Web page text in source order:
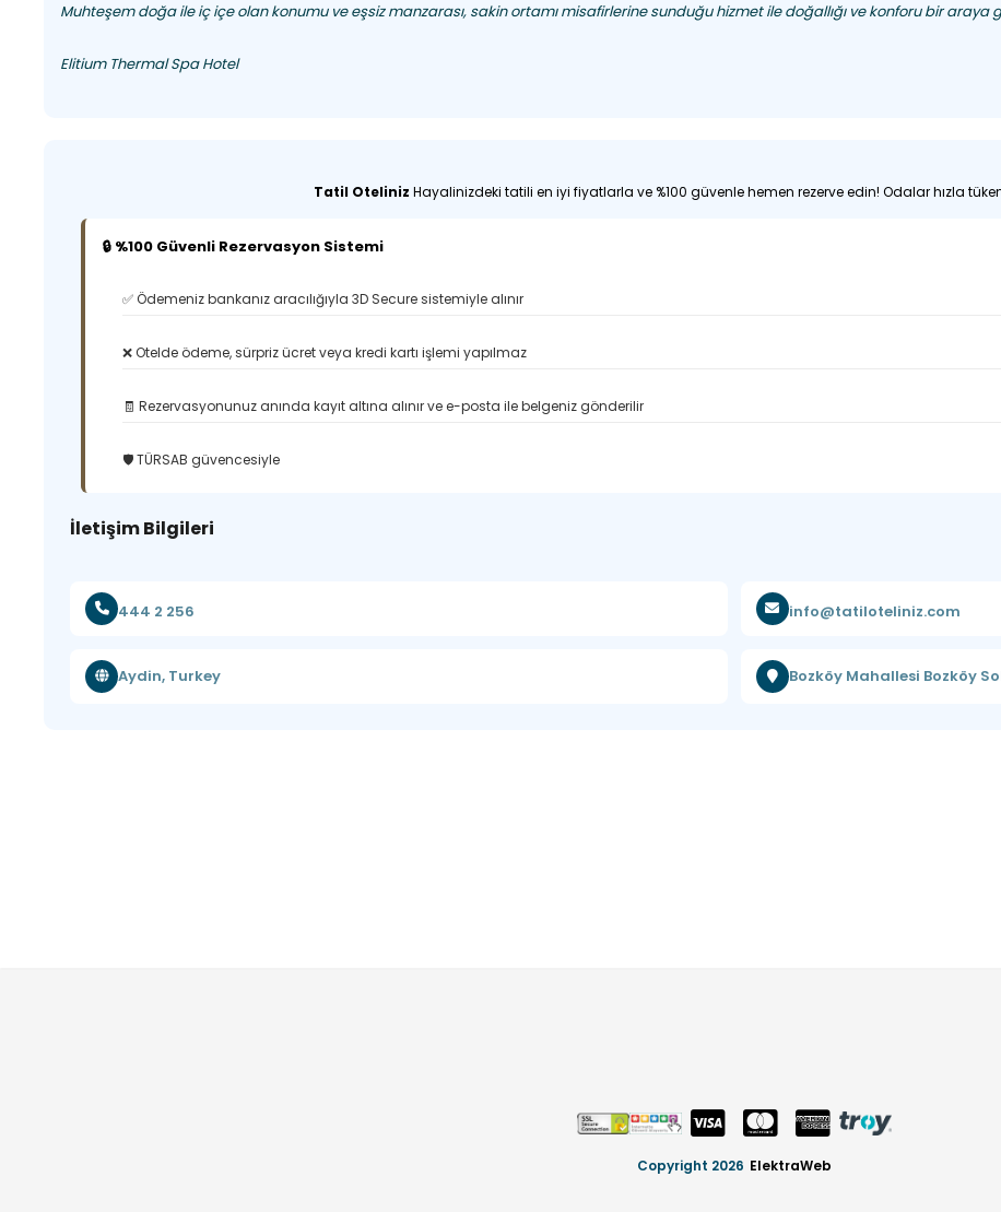
Muhteşem doğa ile iç içe olan konumu ve eşsiz manzarası, sakin ortamı misafirlerine sunduğu hizmet ile doğallığı ve konforu bir araya
Elitium Thermal Spa Hotel
Tatil Oteliniz Hayalinizdeki tatili en iyi fiyatlarla ve %100 güvenle hemen rezerve edin! Odalar hızla
🔒 %100 Güvenli Rezervasyon Sistemi
✅ Ödemeniz bankanız aracılığıyla 3D Secure sistemiyle alınır
❌ Otelde ödeme, sürpriz ücret veya kredi kartı işlemi yapılmaz
🧾 Rezervasyonunuz anında kayıt altına alınır ve e-posta ile belgeniz gönderilir
🛡️ TÜRSAB güvencesiyle
İletişim Bilgileri
444 2 256 info@tatiloteliniz.com
Aydin, Turkey Bozköy Mahallesi Bozköy
Copyright 2026 ElektraWeb